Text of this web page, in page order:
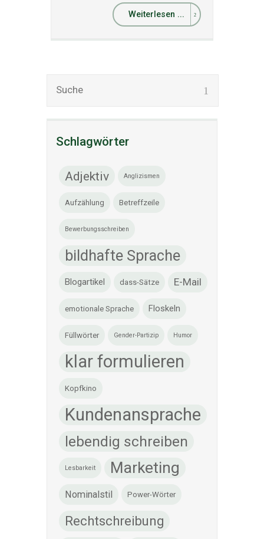
Weiterlesen ...
Schlagwörter
Adjektiv Anglizismen
Aufzählung Betreffzeile
Bewerbungsschreiben
bildhafte Sprache
Blogartikel dass-Sätze E-Mail
emotionale Sprache Floskeln
Füllwörter Gender-Partizip Humor
klar formulieren
Kopfkino
Kundenansprache
lebendig schreiben
Lesbarkeit Marketing
Nominalstil Power-Wörter
Rechtschreibung